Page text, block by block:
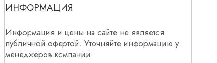
ИНФОРМАЦИЯ
Информация и цены на сайте не является
публичной офертой. Уточняйте информацию у
менеджеров компании.